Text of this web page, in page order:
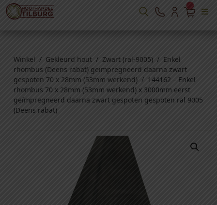
Winkel / Gekleurd hout / Zwart (ral-9005) / Enkel
rhombus (Deens rabat) geimpregneerd daarna zwart
gespoten 70 x 28mm (53mm werkend) / 144162 – Enkel
rhombus 70 x 28mm (53mm werkend) x 3000mm eerst
geïmpregneerd daarna zwart gespoten gespoten ral 9005
(Deens rabat)